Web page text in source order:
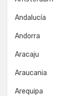
Andalucía
Andorra
Aracaju
Araucania
Arequipa